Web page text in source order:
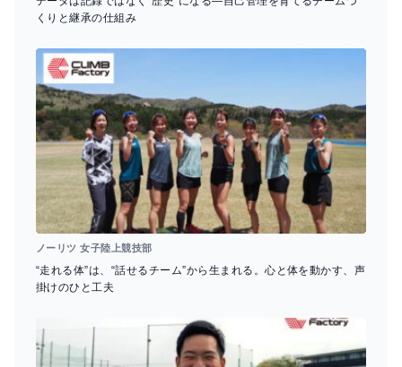
くりと継承の仕組み
ノーリツ 女子陸上競技部
“走れる体”は、“話せるチーム”から生まれる。心と体を動かす、声
掛けのひと工夫